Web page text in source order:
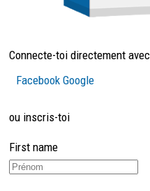
Connecte-toi directement avec
Facebook Google
ou inscris-toi
First name